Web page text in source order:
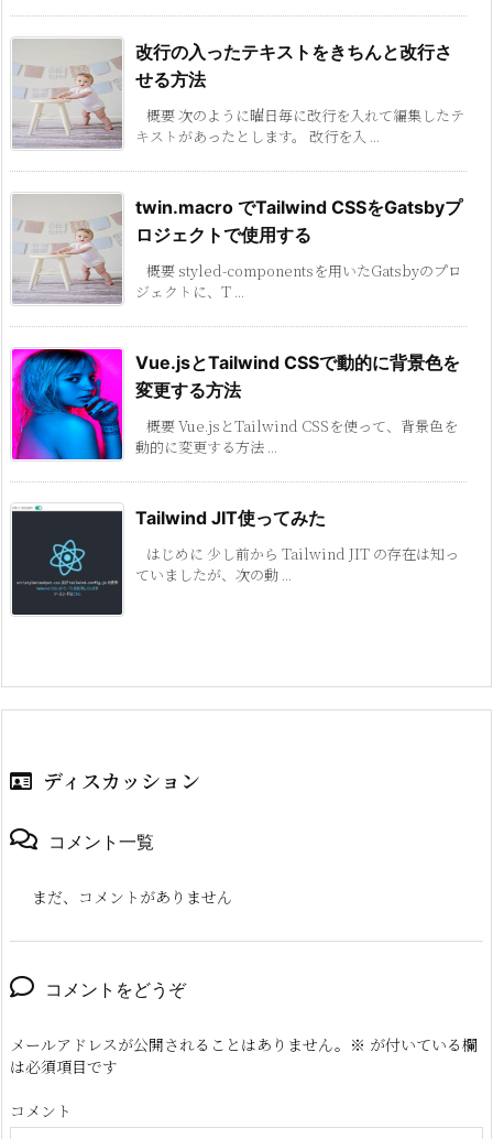
改行の入ったテキストをきちんと改行さ
せる方法
概要 次のように曜日毎に改行を入れて編集したテ
キストがあったとします。 改行を入 ...
twin.macro でTailwind CSSをGatsbyプ
ロジェクトで使用する
概要 styled-componentsを用いたGatsbyのプロ
ジェクトに、T ...
Vue.jsとTailwind CSSで動的に背景色を
変更する方法
概要 Vue.jsとTailwind CSSを使って、背景色を
動的に変更する方法 ...
Tailwind JIT使ってみた
はじめに 少し前から Tailwind JIT の存在は知っ
ていましたが、次の動 ...
ディスカッション
コメント一覧
まだ、コメントがありません
コメントをどうぞ
メールアドレスが公開されることはありません。 ※ が付いている欄
は必須項目です
コメント